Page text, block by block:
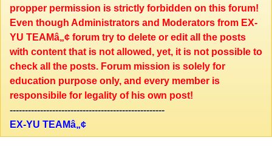
propper permission is strictly forbidden on this forum!
Even though Administrators and Moderators from EX-
YU TEAMâ„¢ forum try to delete or edit all the posts
with content that is not allowed, yet, it is not possible to
check all the posts. Forum mission is solely for
education purpose only, and every member is
responsibile for legality of his own post!
---------------------------------------------------
EX-YU TEAMâ„¢